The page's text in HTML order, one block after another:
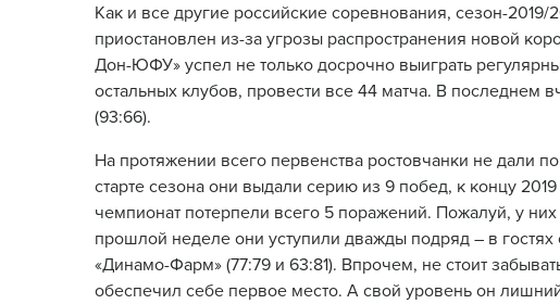
Как и все другие российские соревнования, сезон-
приостановлен из-за угрозы распространения новой
Дон-ЮФУ» успел не только досрочно выиграть
остальных клубов, провести все 44 матча. В последнем
(93:66).
На протяжении всего первенства ростовчанки не дали
старте сезона они выдали серию из 9 побед, к концу
чемпионат потерпели всего 5 поражений. Пожалуй, у
прошлой неделе они уступили дважды подряд – в
«Динамо-Фарм» (77:79 и 63:81). Впрочем, не стоит
обеспечил себе первое место. А свой уровень он